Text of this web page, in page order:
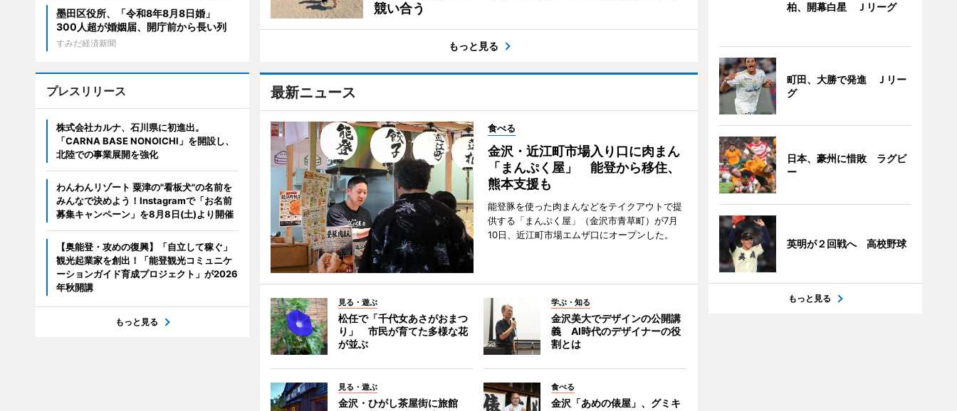
競い合う
もっと見る
最新ニュース
食べる
金沢・近江町市場入り口に肉まん
「まんぷく屋」 能登から移住、
熊本支援も
能登豚を使った肉まんなどをテイクアウトで提
供する「まんぷく屋」（金沢市青草町）が7月
10日、近江町市場エムザ口にオープンした。
見る・遊ぶ
松任で「千代女あさがおまつ
り」 市民が育てた多様な花
が並ぶ
学ぶ・知る
金沢美大でデザインの公開講
義 AI時代のデザイナーの役
割とは
見る・遊ぶ
金沢・ひがし茶屋街に旅館
食べる
金沢「あめの俵屋」、グミキ
墨田区役所、「令和8年8月8日婚」
300人超が婚姻届、開庁前から長い列
すみだ経済新聞
プレスリリース
株式会社カルナ、石川県に初進出。
「CARNA BASE NONOICHI」を開設し、
北陸での事業展開を強化
わんわんリゾート 粟津の"看板犬"の名前を
みんなで決めよう！Instagramで「お名前
募集キャンペーン」を8月8日(土)より開催
【奥能登・攻めの復興】「自立して稼ぐ」
観光起業家を創出！「能登観光コミュニケ
ーションガイド育成プロジェクト」が2026
年秋開講
もっと見る
柏、開幕白星 Ｊリーグ
町田、大勝で発進 Ｊリー
グ
日本、豪州に惜敗 ラグビ
ー
英明が２回戦へ 高校野球
もっと見る